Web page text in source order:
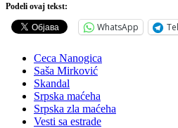
Podeli ovaj tekst:
WhatsApp
Ceca Nanogica
Saša Mirković
Skandal
Srpska maćeha
Srpska zla maćeha
Vesti sa estrade